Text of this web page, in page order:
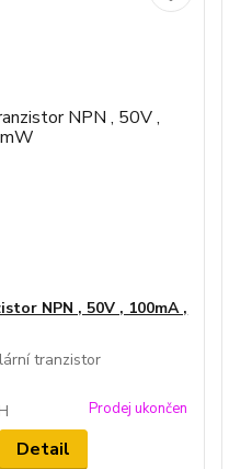
NPN , 50V , 100mA ,
tranzistor
Prodej ukončen
Detail